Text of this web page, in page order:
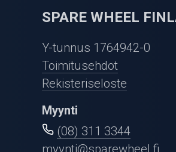
SPARE WHEEL
Y-tunnus 1764942-0
Toimitusehdot
Rekisteriseloste
Myynti
(08) 311 3344
myynti@sparewheel.fi